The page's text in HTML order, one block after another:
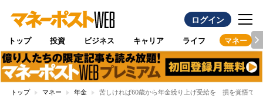
ログイン
トップ 投資 ビジネス キャリア ライフ マネー
トップ マネー 年金 苦しければ60歳から年金繰り上げ受給を 損を覚悟で割